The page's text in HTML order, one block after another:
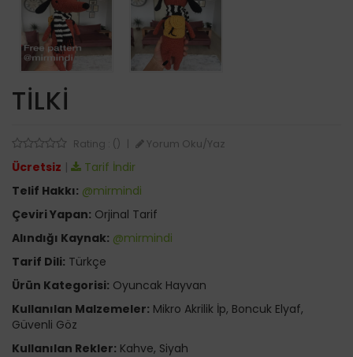
TILKI
Rating : () Yorum Oku/Yaz
Ücretsiz |
Tarif İndir
Telif Hakkı: @mirmindi
Çeviri Yapan: Orjinal Tarif
Alındığı Kaynak: @mirmindi
Tarif Dili: Türkçe
Ürün Kategorisi: Oyuncak Hayvan
Kullanılan Malzemeler: Mikro Akrilik İp, Boncuk Elyaf,
Güvenli Göz
Kullanılan Rekler: Kahve, Siyah